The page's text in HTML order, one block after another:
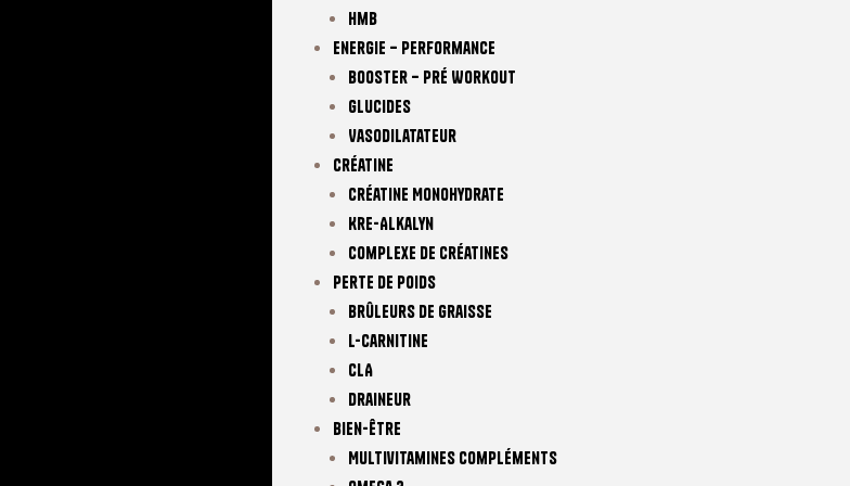
Hmb
Energie – Performance
Booster – Pré Workout
Glucides
Vasodilatateur
Créatine
Créatine Monohydrate
Kre-Alkalyn
Complexe De Créatines
Perte De Poids
Brûleurs De Graisse
L-Carnitine
CLA
Draineur
Bien-Être
Multivitamines Compléments